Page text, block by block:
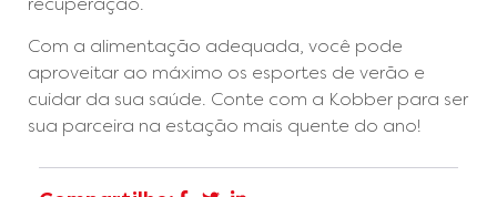
Com a alimentação adequada, você pode
aproveitar ao máximo os esportes de verão e
cuidar da sua saúde. Conte com a Kobber para ser
sua parceira na estação mais quente do ano!